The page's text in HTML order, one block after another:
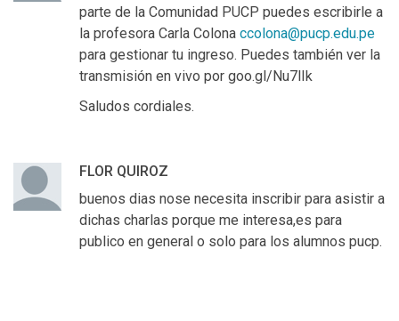
parte de la Comunidad PUCP puedes escribirle a
la profesora Carla Colona ccolona@pucp.edu.pe
para gestionar tu ingreso. Puedes también ver la
transmisión en vivo por goo.gl/Nu7lIk
Saludos cordiales.
FLOR QUIROZ
buenos dias nose necesita inscribir para asistir a
dichas charlas porque me interesa,es para
publico en general o solo para los alumnos pucp.